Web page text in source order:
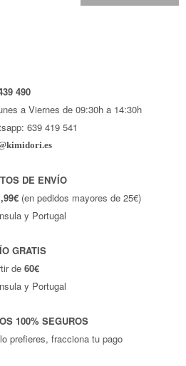
490
a Viernes de 09:30h a 14:30h
639 419 541
DE ENVÍO
(en pedidos mayores de 25€)
y Portugal
GRATIS
de60€
y Portugal
100% SEGUROS
prefieres, fracciona tu pago